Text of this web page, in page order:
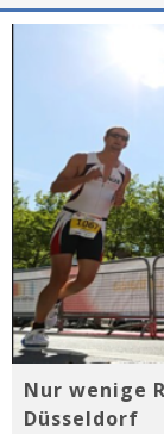
Nur wenige
Düsseldorf